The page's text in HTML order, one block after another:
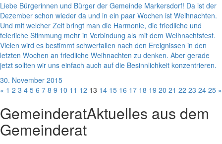
Liebe Bürgerinnen und Bürger der Gemeinde Markersdorf! Da ist der
Dezember schon wieder da und in ein paar Wochen ist Weihnachten.
Und mit welcher Zeit bringt man die Harmonie, die friedliche und
feierliche Stimmung mehr in Verbindung als mit dem Weihnachtsfest.
Vielen wird es bestimmt schwerfallen nach den Ereignissen in den
letzten Wochen an friedliche Weihnachten zu denken. Aber gerade
jetzt sollten wir uns einfach auch auf die Besinnlichkeit konzentrieren.
30. November 2015
« 1 2 3 4 5 6 7 8 9 10 11 12 13 14 15 16 17 18 19 20 21 22 23 24 25 »
GemeinderatAktuelles aus dem
Gemeinderat